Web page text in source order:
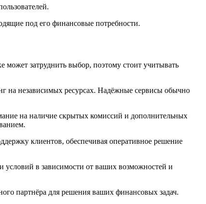
под его финансовые потребности.
затруднить выбор, поэтому стоит учитывать
на независимых ресурсах. Надёжные сервисы обычно
на наличие скрытых комиссий и дополнительных
клиентов, обеспечивая оперативное решение
условий в зависимости от ваших возможностей и
партнёра для решения ваших финансовых задач.